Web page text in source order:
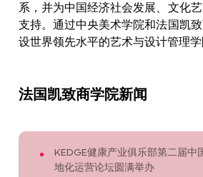
系，并为中国经济社会发展、文化
支持。通过中央美术学院和法国凯
设世界领先水平的艺术与设计管理学
法国凯致商学院新闻
KEDGE健康产业俱乐部第二届
地化运营论坛圆满举办